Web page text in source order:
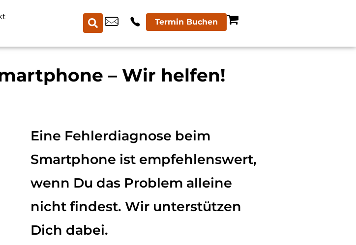
Termin Buchen
– Wir helfen!
Eine Fehlerdiagnose beim
Smartphone ist empfehlenswert,
wenn Du das Problem alleine
nicht findest. Wir unterstützen
Dich dabei.